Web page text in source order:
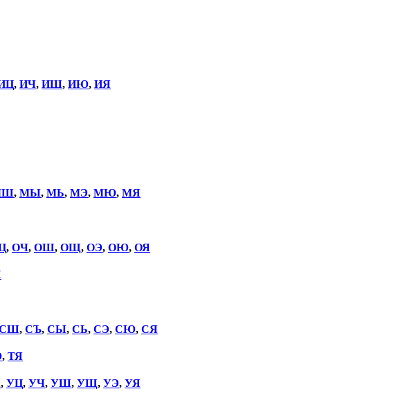
, ИЧ, ИШ, ИЮ, ИЯ
, МЫ, МЬ, МЭ, МЮ, МЯ
, ОЧ, ОШ, ОЩ, ОЭ, ОЮ, ОЯ
, СЪ, СЫ, СЬ, СЭ, СЮ, СЯ
, ТЯ
, УЦ, УЧ, УШ, УЩ, УЭ, УЯ